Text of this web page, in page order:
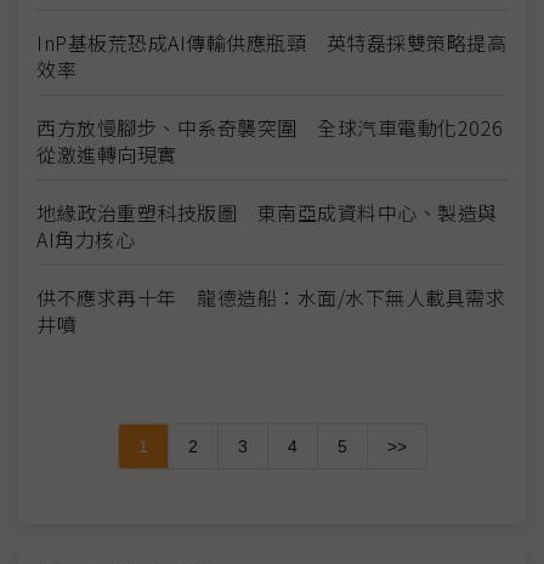
InP基板荒恐成AI傳輸供應瓶頸 英特磊採雙策略提高
效率
西方放慢腳步、中系奇襲突圍 全球汽車電動化2026
從激進轉向現實
地緣政治重塑科技版圖 東南亞成資料中心、製造與
AI角力核心
供不應求再十年 龍德造船：水面/水下無人載具需求
井噴
1 2 3 4 5 >>